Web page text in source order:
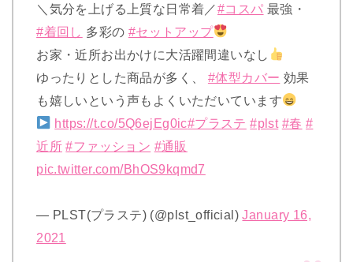
＼気分を上げる上質な日常着／#コスパ 最強・
#着回し 多彩の #セットアップ
お家・近所お出かけに大活躍間違いなし
ゆったりとした商品が多く、 #体型カバー 効果
も嬉しいという声もよくいただいています
https://t.co/5Q6ejEg0ic#プラステ #plst #春 #
近所 #ファッション #通販
pic.twitter.com/BhOS9kqmd7
— PLST(プラステ) (@plst_official)January 16,
2021